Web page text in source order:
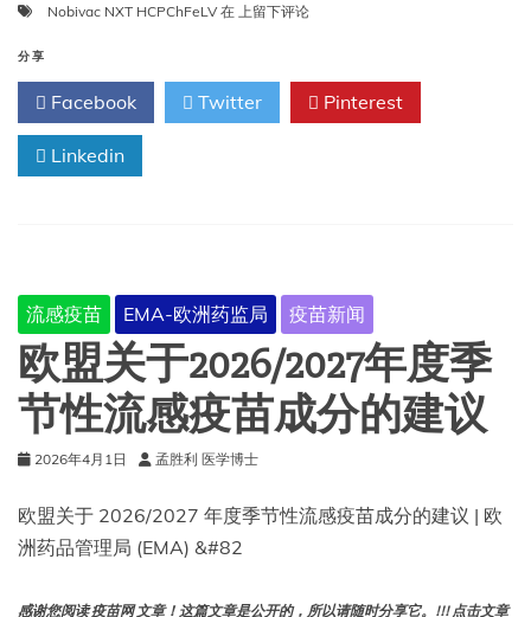
Nobivac NXT HCPChFeLV 在 欧
品
管
理
个
采
RNA
技
术
的
兽
疫
上留下评论
分享
Facebook Twitter Pinterest
Linkedin
流感疫苗 EMA-欧洲药监局 疫苗新闻
欧盟关于2026/2027年度季
节性流感疫苗成分的建议
2026年4月1日 孟胜利 医学博士
欧盟关于 2026/2027 年度季节性流感疫苗成分的建议 | 欧
洲药品管理局 (EMA) &#82
感谢您阅读 疫苗网 文章！这篇文章是公开的，所以请随时分享它。!!! 点击文章